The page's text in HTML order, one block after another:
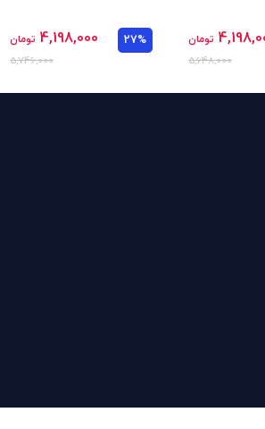
تومان
5,648,000
27%
4,198,000 تومان
5,746,000